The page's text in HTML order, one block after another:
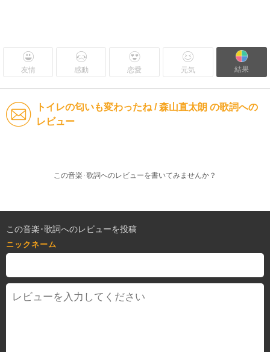
友情 感動 恋愛 元気 結果
トイレの匂いも変わったね / 森山直太朗 の歌詞への
レビュー
この音楽･歌詞へのレビューを書いてみませんか？
この音楽･歌詞へのレビューを投稿
ニックネーム